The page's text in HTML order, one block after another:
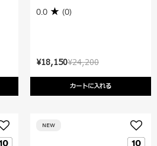
¥24,200
¥18,150
カートに入れる
0.0 (0)
NEW